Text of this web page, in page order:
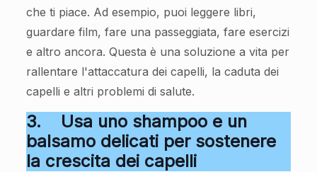
che ti piace. Ad esempio, puoi leggere libri,
guardare film, fare una passeggiata, fare esercizi
e altro ancora. Questa è una soluzione a vita per
rallentare l'attaccatura dei capelli, la caduta dei
capelli e altri problemi di salute.
3. Usa uno shampoo e un
balsamo delicati per sostenere
la crescita dei capelli